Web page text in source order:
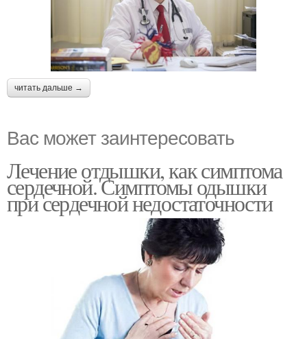
читать дальше →
Вас может заинтересовать
Лечение отдышки, как симптома
сердечной. Симптомы одышки
при сердечной недостаточности